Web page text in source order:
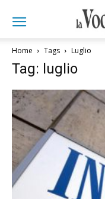
Home Tags Luglio
Tag: luglio